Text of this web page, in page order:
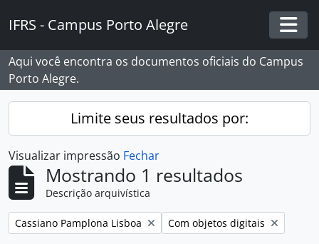
IFRS - Campus Porto Alegre
Aqui você encontra os documentos oficiais do Campus
Porto Alegre.
Limite seus resultados por:
Visualizar impressão Fechar
Mostrando 1 resultados
Descrição arquivística
Remover filtro:
Cassiano Pamplona Lisboa Remover filtro:
Com objetos digitais